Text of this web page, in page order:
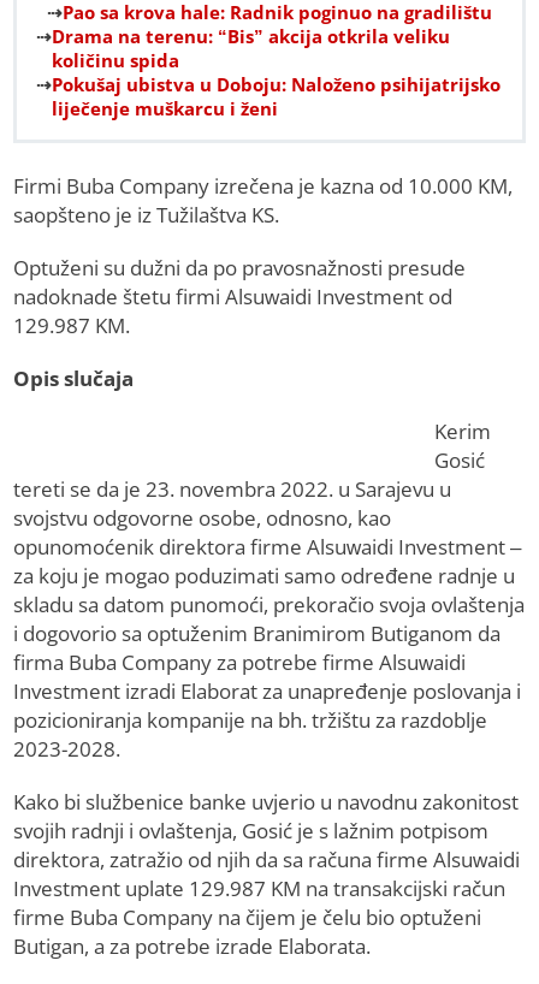
Pao sa krova hale: Radnik poginuo na gradilištu
Drama na terenu: “Bis” akcija otkrila veliku
količinu spida
Pokušaj ubistva u Doboju: Naloženo psihijatrijsko
liječenje muškarcu i ženi
Firmi Buba Company izrečena je kazna od 10.000 KM,
saopšteno je iz Tužilaštva KS.
Optuženi su dužni da po pravosnažnosti presude
nadoknade štetu firmi Alsuwaidi Investment od
129.987 KM.
Opis slučaja
Kerim
Gosić
tereti se da je 23. novembra 2022. u Sarajevu u
svojstvu odgovorne osobe, odnosno, kao
opunomoćenik direktora firme Alsuwaidi Investment –
za koju je mogao poduzimati samo određene radnje u
skladu sa datom punomoći, prekoračio svoja ovlaštenja
i dogovorio sa optuženim Branimirom Butiganom da
firma Buba Company za potrebe firme Alsuwaidi
Investment izradi Elaborat za unapređenje poslovanja i
pozicioniranja kompanije na bh. tržištu za razdoblje
2023-2028.
Kako bi službenice banke uvjerio u navodnu zakonitost
svojih radnji i ovlaštenja, Gosić je s lažnim potpisom
direktora, zatražio od njih da sa računa firme Alsuwaidi
Investment uplate 129.987 KM na transakcijski račun
firme Buba Company na čijem je čelu bio optuženi
Butigan, a za potrebe izrade Elaborata.